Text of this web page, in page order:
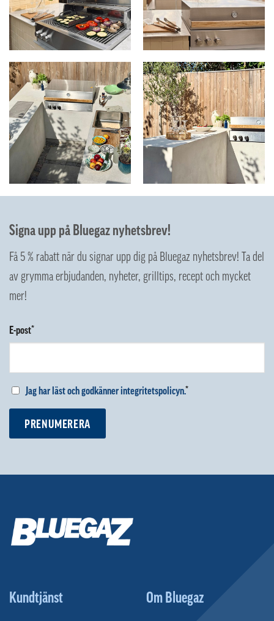
Signa upp på Bluegaz nyhetsbrev!
Få 5 % rabatt när du signar upp dig på Bluegaz nyhetsbrev! Ta del
av grymma erbjudanden, nyheter, grilltips, recept och mycket
mer!
E-post*
Jag har läst och godkänner integritetspolicyn.*
PRENUMERERA
Kundtjänst Om Bluegaz